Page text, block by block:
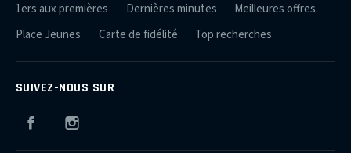
1ers aux premières Dernières minutes
Meilleures offres
Place Jeunes
Carte de fidélité Top recherches
SUIVEZ-NOUS SUR
Facebook